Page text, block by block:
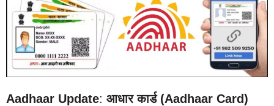
Aadhaar Update: आधार कार्ड (Aadhaar Card)